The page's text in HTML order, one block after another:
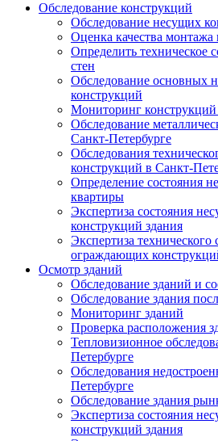
Обследование конструкций
Обследование несущих
Оценка качества монтажа
Определить техническое
стен
Обследование основных
конструкций
Мониторинг
Обследование
Санкт-Петербурге
Обследования
конструкций в Санкт-
Определение состояния
квартиры
Экспертиза состояния
конструкций здания
Экспертиза
ограждающих
Осмотр зданий
Обследование зданий и
Обследование здания
Мониторинг зданий
Проверка расположения
Тепловизионное
Петербурге
Обследования
Петербурге
Обследование здания
Экспертиза состояния
конструкций здания